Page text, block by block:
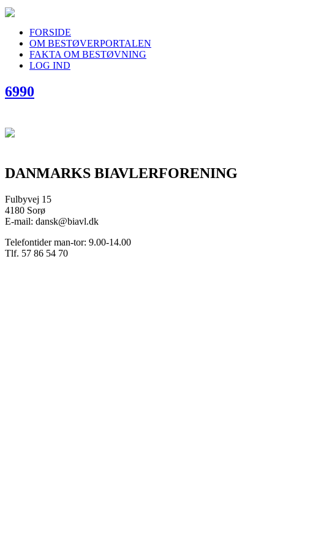
FORSIDE
OM BESTØVERPORTALEN
FAKTA OM BESTØVNING
LOG IND
6990
DANMARKS BIAVLERFORENING
Fulbyvej 15
4180 Sorø
E-mail: dansk@biavl.dk
Telefontider man-tor: 9.00-14.00
Tlf. 57 86 54 70